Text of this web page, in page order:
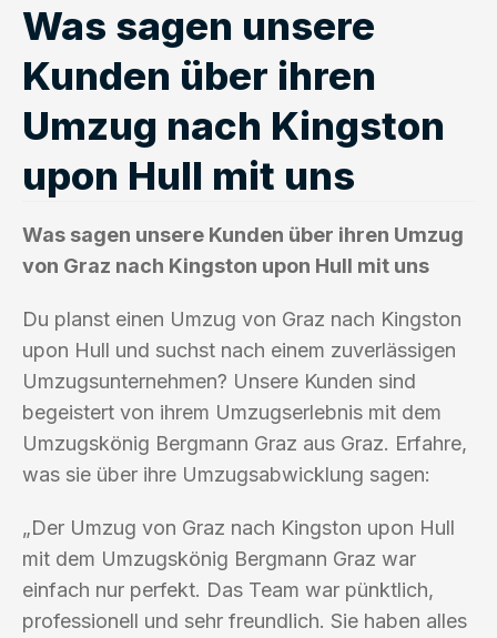
Was sagen unsere
Kunden über ihren
Umzug nach Kingston
upon Hull mit uns
Was sagen unsere Kunden über ihren Umzug
von Graz nach Kingston upon Hull mit uns
Du planst einen Umzug von Graz nach Kingston
upon Hull und suchst nach einem zuverlässigen
Umzugsunternehmen? Unsere Kunden sind
begeistert von ihrem Umzugserlebnis mit dem
Umzugskönig Bergmann Graz aus Graz. Erfahre,
was sie über ihre Umzugsabwicklung sagen:
„Der Umzug von Graz nach Kingston upon Hull
mit dem Umzugskönig Bergmann Graz war
einfach nur perfekt. Das Team war pünktlich,
professionell und sehr freundlich. Sie haben alles